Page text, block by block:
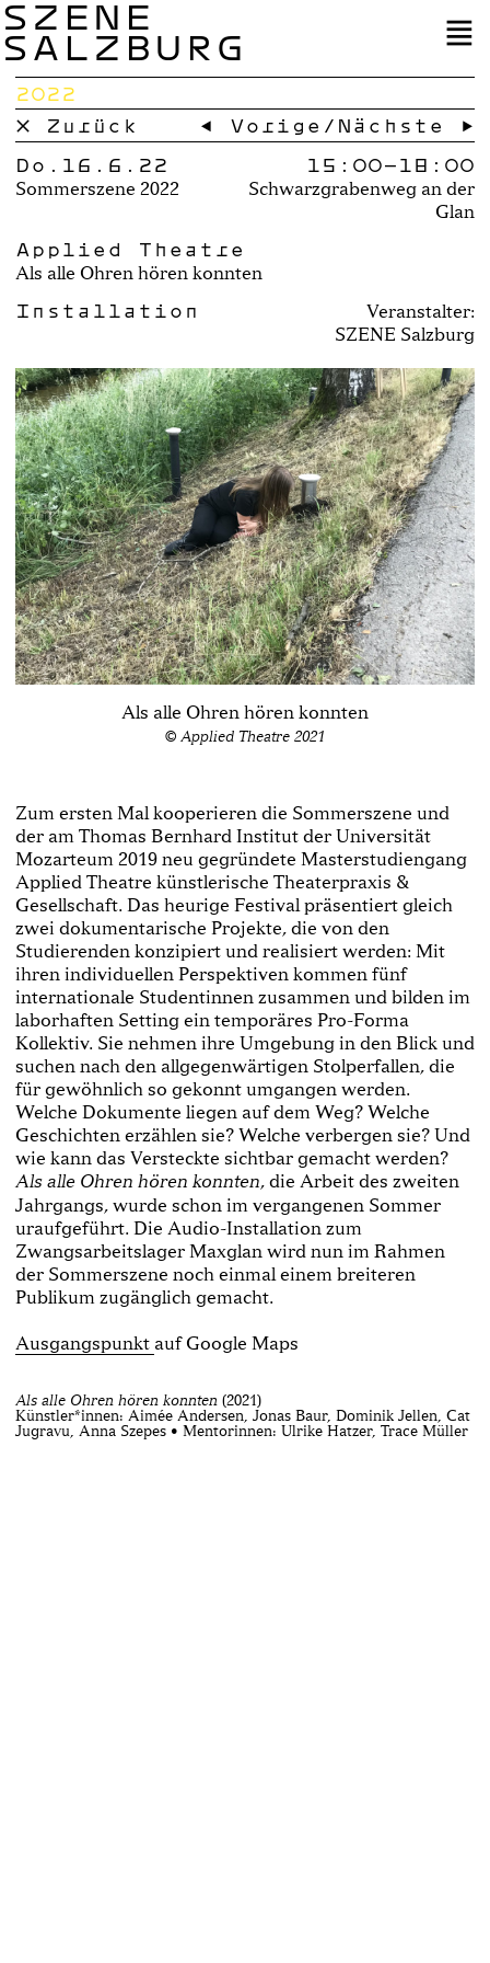
SZENE
SALZBURG
2022
× Zurück
← Vorige / Nächste →
Do.16.6.22
Sommerszene 2022
15:00–18:00
Schwarzgrabenweg an der
Glan
Applied Theatre
Als alle Ohren hören konnten
Installation
Veranstalter:
SZENE Salzburg
Als alle Ohren hören konnten
© Applied Theatre 2021
Zum ersten Mal kooperieren die Sommerszene und
der am Thomas Bernhard Institut der Universität
Mozarteum 2019 neu gegründete Masterstudiengang
Applied Theatre künstlerische Theaterpraxis &
Gesellschaft. Das heurige Festival präsentiert gleich
zwei dokumentarische Projekte, die von den
Studierenden konzipiert und realisiert werden: Mit
ihren individuellen Perspektiven kommen fünf
internationale Studentinnen zusammen und bilden im
laborhaften Setting ein temporäres Pro-Forma
Kollektiv. Sie nehmen ihre Umgebung in den Blick und
suchen nach den allgegenwärtigen Stolperfallen, die
für gewöhnlich so gekonnt umgangen werden.
Welche Dokumente liegen auf dem Weg? Welche
Geschichten erzählen sie? Welche verbergen sie? Und
wie kann das Versteckte sichtbar gemacht werden?
Als alle Ohren hören konnten, die Arbeit des zweiten
Jahrgangs, wurde schon im vergangenen Sommer
uraufgeführt. Die Audio-Installation zum
Zwangsarbeitslager Maxglan wird nun im Rahmen
der Sommerszene noch einmal einem breiteren
Publikum zugänglich gemacht.
Ausgangspunkt auf Google Maps
Als alle Ohren hören konnten (2021)
Künstler*innen: Aimée Andersen, Jonas Baur, Dominik Jellen, Cat
Jugravu, Anna Szepes • Mentorinnen: Ulrike Hatzer, Trace Müller